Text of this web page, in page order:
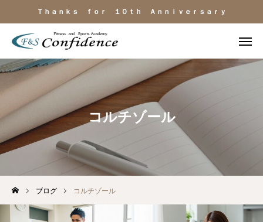
Ｔｈａｎｋｓ ｆｏｒ １０ｔｈ Ａｎｎｉｖｅｒｓａｒｙ
コルチゾール
ブログ コルチゾール
施設見学 ＬＩＮＥ相談
電話
施設のご紹介
運動目的